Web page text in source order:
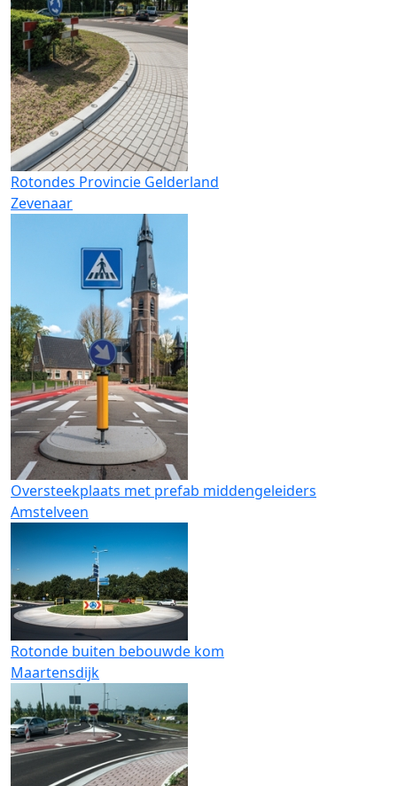
Rotondes Provincie Gelderland
Zevenaar
Oversteekplaats met prefab middengeleiders
Amstelveen
Rotonde buiten bebouwde kom
Maartensdijk